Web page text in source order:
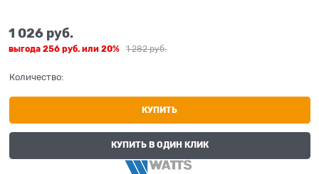
1 282 руб.
1 026 руб.
выгода 256 руб. или 20%
Количество:
КУПИТЬ
КУПИТЬ В ОДИН КЛИК